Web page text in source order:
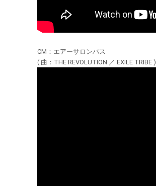
CM：エアーサロンパス
( 曲：THE REVOLUTION ／ EXILE TRIBE )